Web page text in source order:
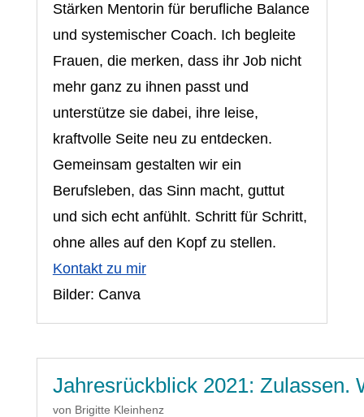
Stärken Mentorin für berufliche Balance
und systemischer Coach. Ich begleite
Frauen, die merken, dass ihr Job nicht
mehr ganz zu ihnen passt und
unterstütze sie dabei, ihre leise,
kraftvolle Seite neu zu entdecken.
Gemeinsam gestalten wir ein
Berufsleben, das Sinn macht, guttut
und sich echt anfühlt. Schritt für Schritt,
ohne alles auf den Kopf zu stellen.
Kontakt zu mir
Bilder: Canva
Jahresrückblick 2021: Zulassen.
von Brigitte Kleinhenz